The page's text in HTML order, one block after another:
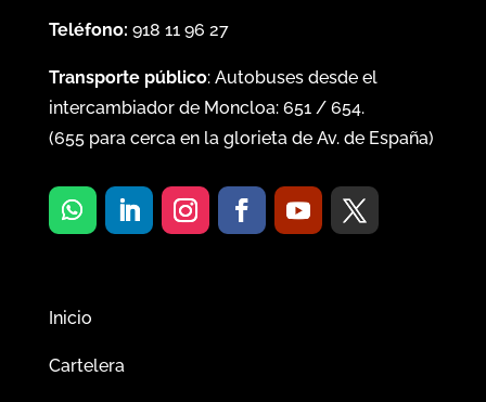
Teléfono: 918 11 96 27
Transporte público: Autobuses desde el
intercambiador de Moncloa: 651/ 654.
(655para cerca en la glorieta de Av. de España)
Inicio
Cartelera